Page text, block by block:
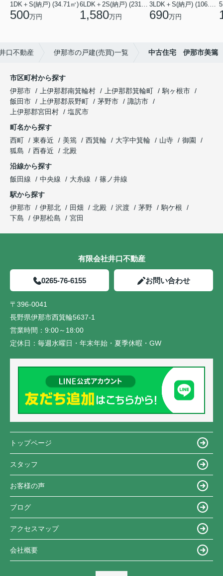
1DK＋S(納戸) (34.71㎡)
500万円
6LDK＋2S(納戸) (231.83㎡)
1,580万円
3LDK＋S(納戸) (106.50㎡)
690万円
口不動産 伊那市の戸建(売買)一覧 中古住宅 伊那市美篶
市区町村から探す
伊那市
上伊那郡南箕輪村 上伊那郡箕輪町
駒ヶ根市
飯田市
上伊那郡辰野町 茅野市
諏訪市
上伊那郡宮田村
塩尻市
町名から探す
西町
東春近 美篶 西箕輪 大字中箕輪 山寺
御園
狐島
西春近
北殿
沿線から探す
飯田線
中央線 大糸線
篠ノ井線
駅から探す
伊那市
伊那北 田畑 北殿 沢渡 茅野
駒ケ根
下島
伊那松島 宮田
有限会社井口不動産
0265-76-6155 お問い合わせ
〒396-0041
長野県伊那市西箕輪5637-1
営業時間： 9:00～18:00
定休日： 毎週水曜日・年末年始・夏季休暇・GW
トップページ
スタッフ
お客様の声
ブログ
アクセスマップ
会社概要